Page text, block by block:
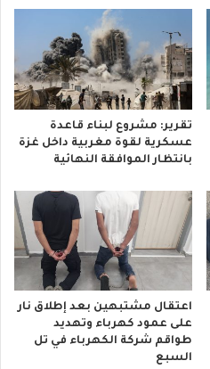
تقرير: مشروع لبناء قاعدة
عسكرية لقوة مغربية داخل غزة
بانتظار الموافقة النهائية
اعتقال مشتبهين بعد إطلاق نار
على عمود كهرباء وتهديد
طواقم شركة الكهرباء في تل
السبع